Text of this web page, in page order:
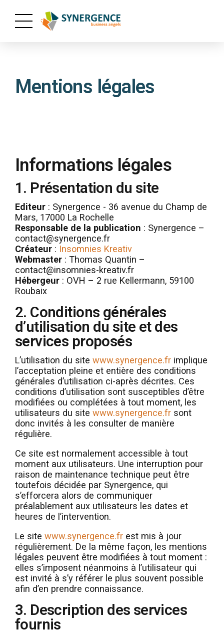
Mentions légales
Informations légales
1. Présentation du site
Editeur : Synergence - 36 avenue du Champ de
Mars, 17000 La Rochelle
Responsable de la publication : Synergence –
contact@synergence.fr
Créateur : Insomnies Kreativ
Webmaster : Thomas Quantin –
contact@insomnies-kreativ.fr
Hébergeur : OVH – 2 rue Kellermann, 59100
Roubaix
2. Conditions générales
d’utilisation du site et des
services proposés
L’utilisation du site www.synergence.fr implique
l’acceptation pleine et entière des conditions
générales d’utilisation ci-après décrites. Ces
conditions d’utilisation sont susceptibles d’être
modifiées ou complétées à tout moment, les
utilisateurs du site www.synergence.fr sont
donc invités à les consulter de manière
régulière.
Ce site est normalement accessible à tout
moment aux utilisateurs. Une interruption pour
raison de maintenance technique peut être
toutefois décidée par Synergence, qui
s’efforcera alors de communiquer
préalablement aux utilisateurs les dates et
heures de l’intervention.
Le site www.synergence.fr est mis à jour
régulièrement. De la même façon, les mentions
légales peuvent être modifiées à tout moment :
elles s’imposent néanmoins à l’utilisateur qui
est invité à s’y référer le plus souvent possible
afin d’en prendre connaissance.
3. Description des services
fournis